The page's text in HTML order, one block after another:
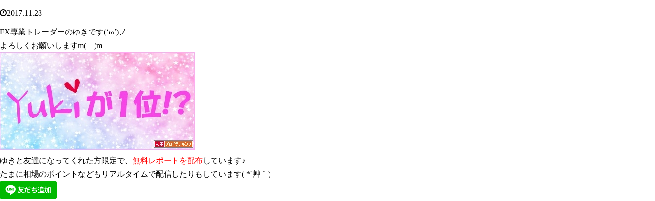
2017.11.28
FX専業トレーダーのゆきです(‘ω’)ノ
よろしくお願いしますm(__)m
ゆきと友達になってくれた方限定で、 無料レポートを配布しています♪
たまに相場のポイントなどもリアルタイムで配信したりもしています( *´艸｀)